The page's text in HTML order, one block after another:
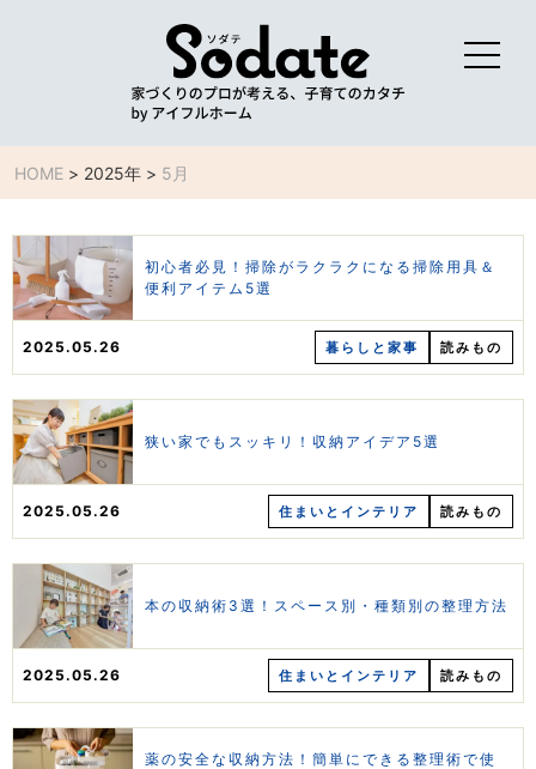
HOME > 2025年 > 5月
2025.05.26 暮らしと家事 読みもの
初心者必見！掃除がラクラクになる掃除用具＆
便利アイテム5選
2025.05.26 住まいとインテリア 読みもの
狭い家でもスッキリ！収納アイデア5選
2025.05.26 住まいとインテリア 読みもの
本の収納術3選！スペース別・種類別の整理方法
薬の安全な収納方法！簡単にできる整理術で使